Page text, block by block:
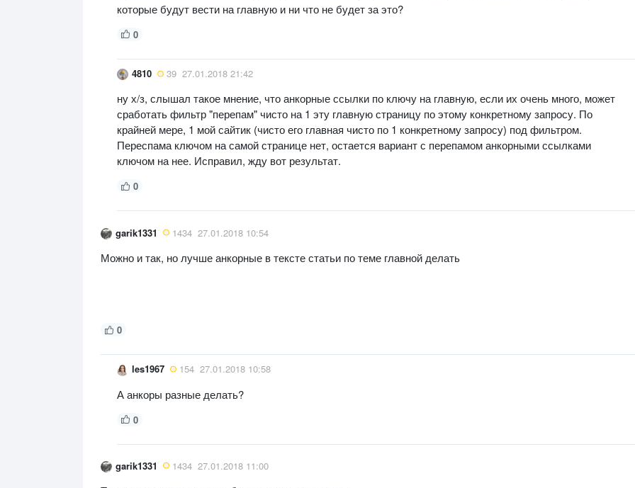
которые будут вести на главную и ни что не будет за это?
0
4810 39 27.01.2018 21:42
ну х/з, слышал такое мнение, что анкорные ссылки по ключу на главную, если их очень много, может
сработать фильтр "перепам" чисто на 1 эту главную страницу по этому конкретному запросу. По
крайней мере, 1 мой сайтик (чисто его главная чисто по 1 конкретному запросу) под фильтром.
Переспама ключом на самой странице нет, остается вариант с перепамом анкорными ссылками
ключом на нее. Исправил, жду вот результат.
0
garik1331 1434 27.01.2018 10:54
Можно и так, но лучше анкорные в тексте статьи по теме главной делать
0
les1967 154 27.01.2018 10:58
А анкоры разные делать?
0
garik1331 1434 27.01.2018 11:00